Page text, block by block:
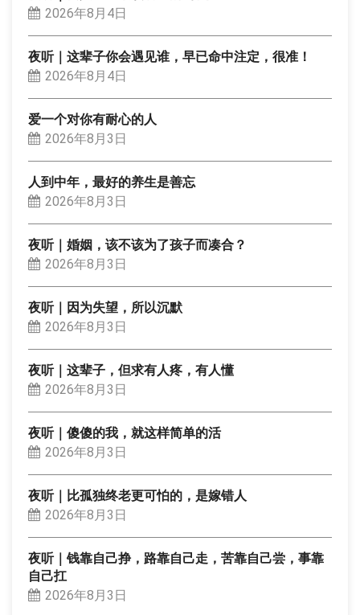
2026年8月4日
夜听｜这辈子你会遇见谁，早已命中注定，很准！
2026年8月4日
爱一个对你有耐心的人
2026年8月3日
人到中年，最好的养生是善忘
2026年8月3日
夜听｜婚姻，该不该为了孩子而凑合？
2026年8月3日
夜听｜因为失望，所以沉默
2026年8月3日
夜听｜这辈子，但求有人疼，有人懂
2026年8月3日
夜听｜傻傻的我，就这样简单的活
2026年8月3日
夜听｜比孤独终老更可怕的，是嫁错人
2026年8月3日
夜听｜钱靠自己挣，路靠自己走，苦靠自己尝，事靠
自己扛
2026年8月3日